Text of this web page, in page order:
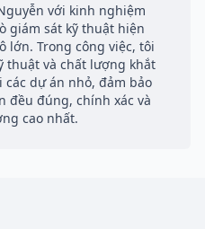
với kinh nghiệm
giám sát kỹ thuật hiện
lớn. Trong công việc, tôi
thuật và chất lượng khắt
các dự án nhỏ, đảm bảo
đều đúng, chính xác và
cao nhất.